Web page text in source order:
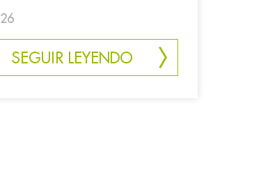
SEGUIR LEYENDO